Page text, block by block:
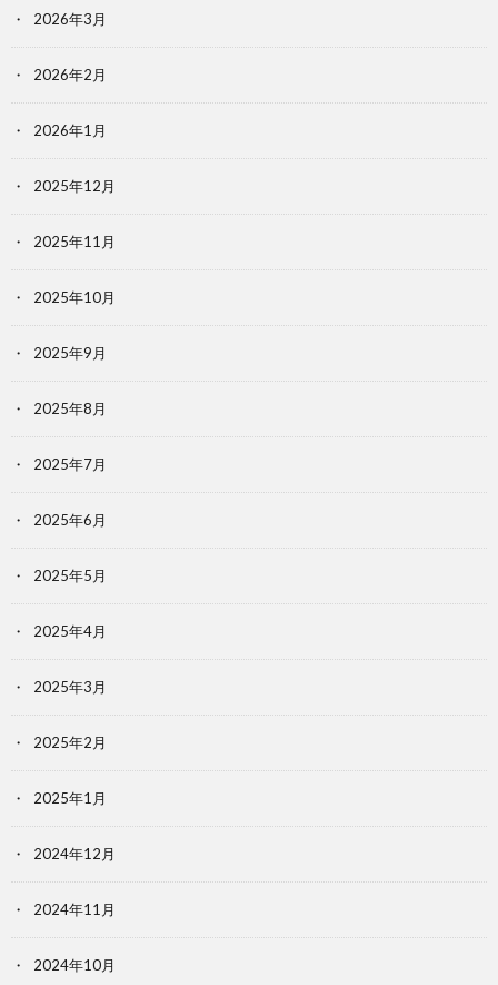
2026年3月
2026年2月
2026年1月
2025年12月
2025年11月
2025年10月
2025年9月
2025年8月
2025年7月
2025年6月
2025年5月
2025年4月
2025年3月
2025年2月
2025年1月
2024年12月
2024年11月
2024年10月